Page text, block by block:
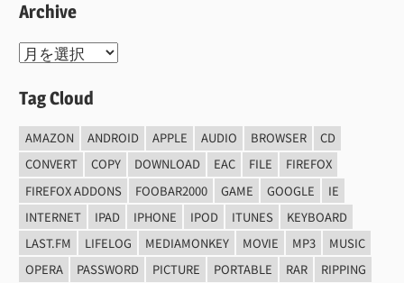
Archive
Archive
Tag Cloud
AMAZON ANDROID APPLE AUDIO BROWSER
CD
CONVERT
COPY DOWNLOAD EAC FILE
FIREFOX
FIREFOX ADDONS
FOOBAR2000 GAME GOOGLE
IE
INTERNET
IPAD IPHONE IPOD ITUNES
KEYBOARD
LAST.FM
LIFELOG MEDIAMONKEY MOVIE MP3
MUSIC
OPERA
PASSWORD PICTURE PORTABLE RAR RIPPING